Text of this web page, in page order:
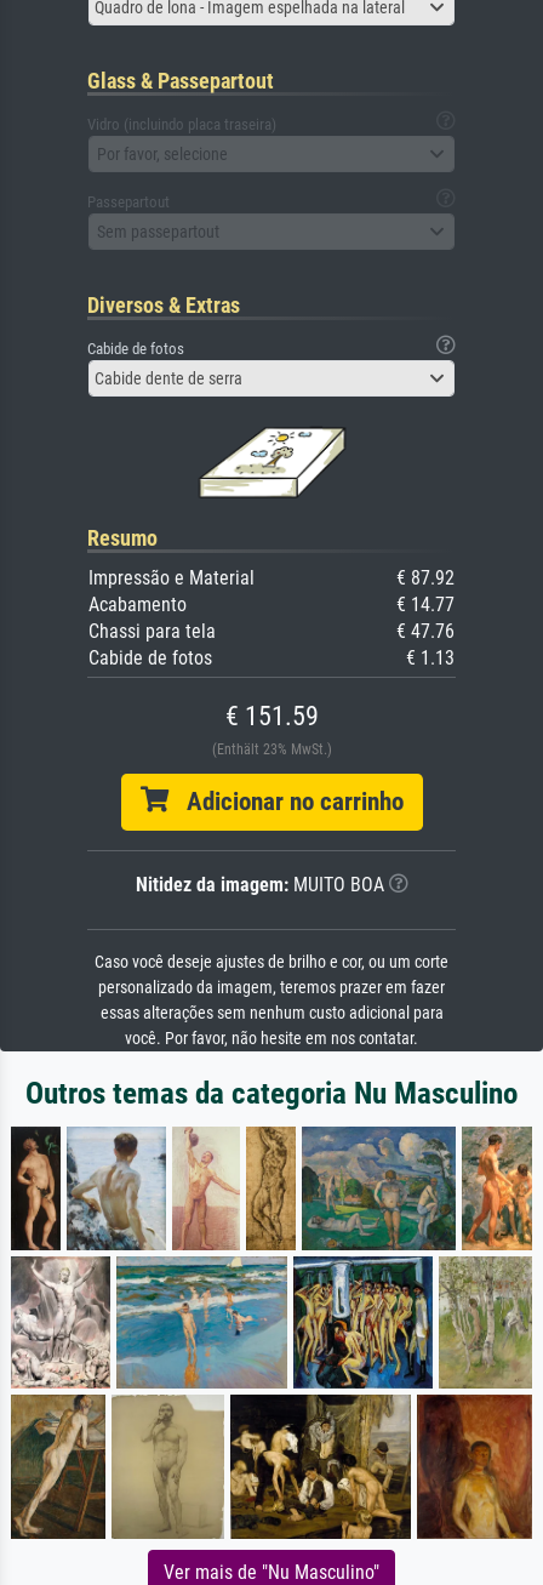
Quadro de lona - Imagem espelhada na lateral
Glass & Passepartout
Vidro (incluindo placa traseira)
Por favor, selecione
Passepartout
Sem passepartout
Diversos & Extras
Cabide de fotos
Cabide dente de serra
Resumo
Impressão e Material
€ 87.92
Acabamento
€ 14.77
Chassi para tela
€ 47.76
Cabide de fotos
€ 1.13
€ 151.59
(Enthält 23% MwSt.)
Adicionar no carrinho
Nitidez da imagem:MUITO BOA
Caso você deseje ajustes de brilho e cor, ou um corte
personalizado da imagem, teremos prazer em fazer
essas alterações sem nenhum custo adicional para
você. Por favor, não hesite em nos contatar.
Outros temas da categoria Nu Masculino
Ver mais de "Nu Masculino"